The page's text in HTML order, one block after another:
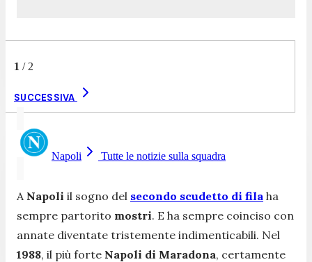
1 / 2
SUCCESSIVA
Napoli Tutte le notizie sulla squadra
A Napoli il sogno del secondo scudetto di fila ha
sempre partorito mostri. E ha sempre coinciso con
annate diventate tristemente indimenticabili. Nel
1988, il più forte Napoli di Maradona, certamente